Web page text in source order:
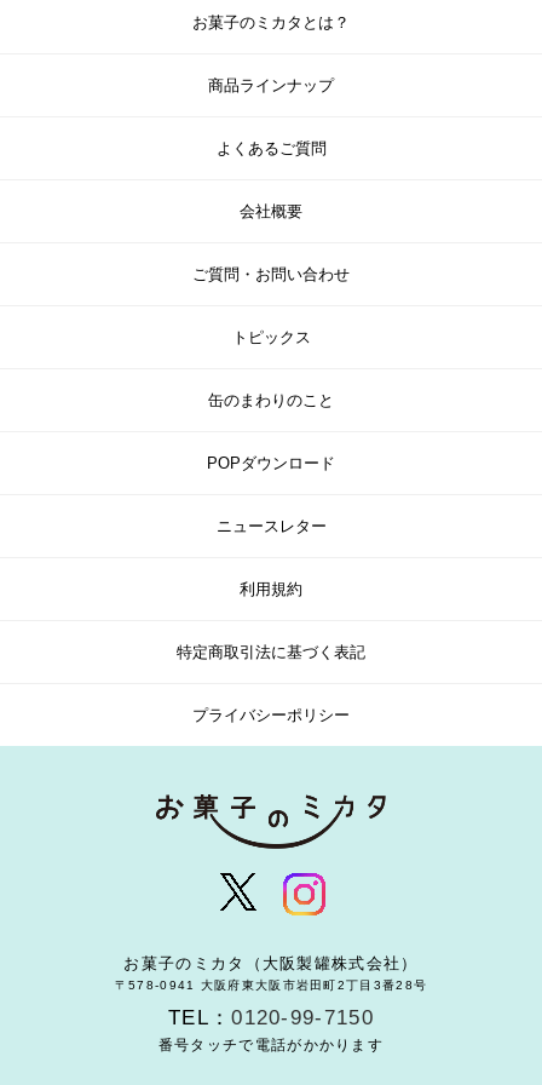
お菓子のミカタとは？
商品ラインナップ
よくあるご質問
会社概要
ご質問・お問い合わせ
トピックス
缶のまわりのこと
POPダウンロード
ニュースレター
利用規約
特定商取引法に基づく表記
プライバシーポリシー
お菓子のミカタ（大阪製罐株式会社）
〒578-0941 大阪府東大阪市岩田町2丁目3番28号
TEL：0120-99-7150
番号タッチで電話がかかります